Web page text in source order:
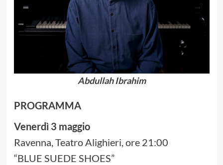
Abdullah Ibrahim
PROGRAMMA
Venerdì 3 maggio
Ravenna, Teatro Alighieri, ore 21:00
“BLUE SUEDE SHOES”